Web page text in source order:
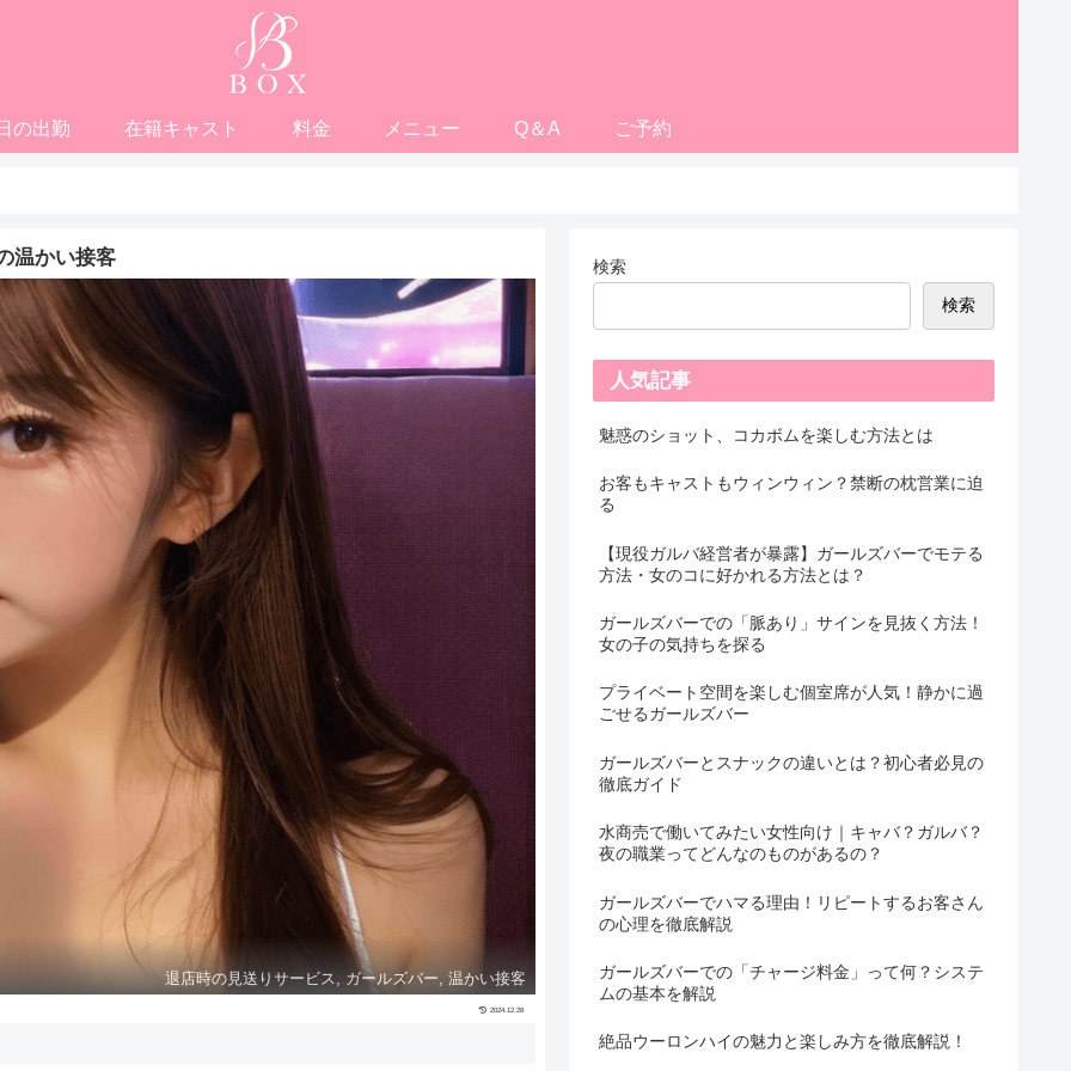
の出勤 在籍キャスト 料金 メニュー Q＆A ご予約
温かい接客
退店時の見送りサービス, ガールズバー, 温かい接客
2024.12.28
検索
検索
人気記事
魅惑のショット、コカボムを楽しむ方法とは
お客もキャストもウィンウィン？禁断の枕営業に迫
る
【現役ガルバ経営者が暴露】ガールズバーでモテる
方法・女のコに好かれる方法とは？
ガールズバーでの「脈あり」サインを見抜く方法！
女の子の気持ちを探る
プライベート空間を楽しむ個室席が人気！静かに過
ごせるガールズバー
ガールズバーとスナックの違いとは？初心者必見の
徹底ガイド
水商売で働いてみたい女性向け｜キャバ？ガルバ？
夜の職業ってどんなのものがあるの？
ガールズバーでハマる理由！リピートするお客さん
の心理を徹底解説
ガールズバーでの「チャージ料金」って何？システ
ムの基本を解説
絶品ウーロンハイの魅力と楽しみ方を徹底解説！